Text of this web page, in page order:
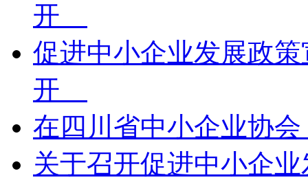
开
促进中小企业发展政
开
在四川省中小企业协
关于召开促进中小企